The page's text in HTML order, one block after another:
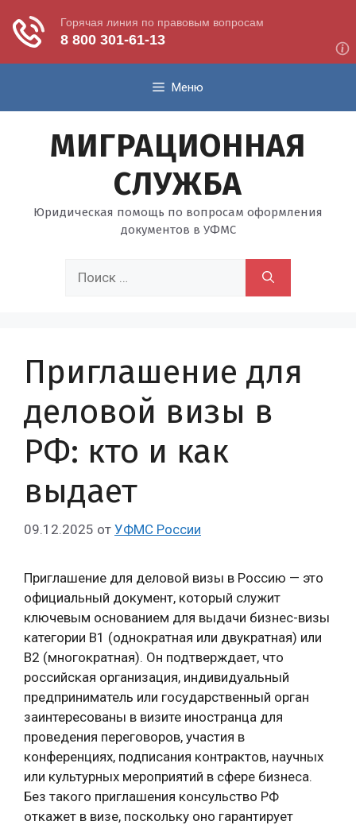
содержимому
Меню
МИГРАЦИОННАЯ
СЛУЖБА
Юридическая помощь по вопросам оформления
документов в УФМС
Приглашение для
деловой визы в
РФ: кто и как
выдает
09.12.2025 от УФМС России
Приглашение для деловой визы в Россию — это
официальный документ, который служит
ключевым основанием для выдачи бизнес-визы
категории B1 (однократная или двукратная) или
B2 (многократная). Он подтверждает, что
российская организация, индивидуальный
предприниматель или государственный орган
заинтересованы в визите иностранца для
проведения переговоров, участия в
конференциях, подписания контрактов, научных
или культурных мероприятий в сфере бизнеса.
Без такого приглашения консульство РФ
откажет в визе, поскольку оно гарантирует